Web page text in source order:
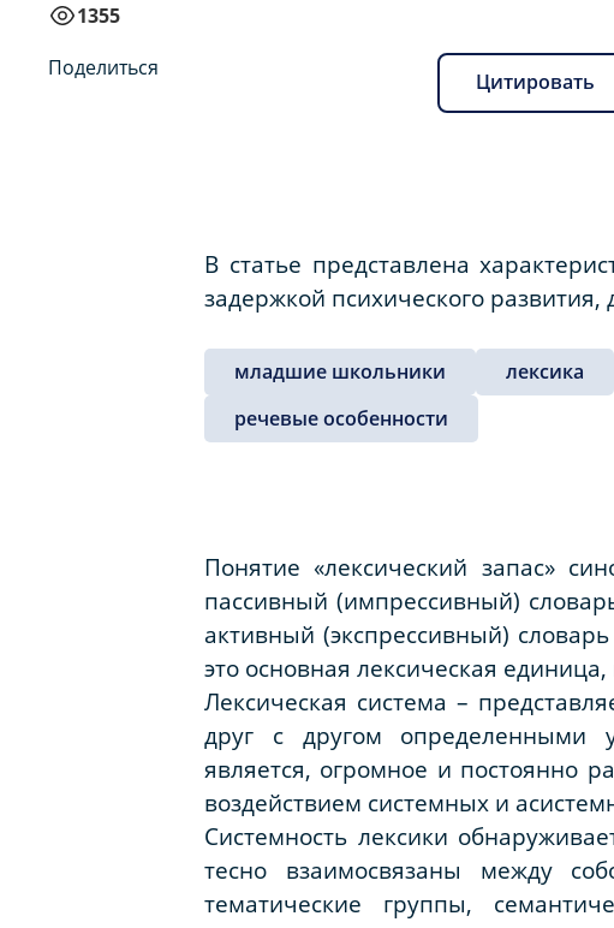
1355
Поделиться
Цитировать
В статье представлена
задержкой психического
младшие школьники лексика
речевые особенности
Понятие «лексический запас»
пассивный (импрессивный)
активный (экспрессивный)
это основная лексическая
Лексическая система –
друг с другом определенными
является, огромное и постоянно
воздействием системных и
Системность лексики
тесно взаимосвязаны между
тематические группы,